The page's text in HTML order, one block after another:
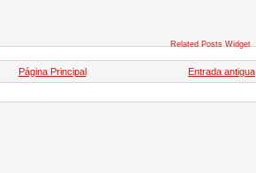
Related Posts Widget
Entrada antigua
Página Principal